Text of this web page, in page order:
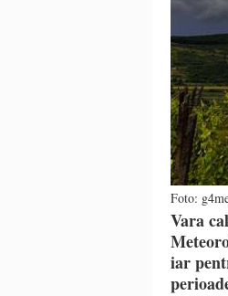
Foto:
Vara
iar